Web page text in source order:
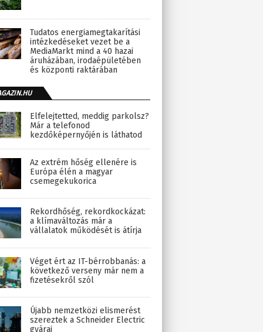
Tudatos energiamegtakarítási
intézkedéseket vezet be a
MediaMarkt mind a 40 hazai
áruházában, irodaépületében
és központi raktárában
Elfelejtetted, meddig parkolsz?
Már a telefonod
kezdőképernyőjén is láthatod
Az extrém hőség ellenére is
Európa élén a magyar
csemegekukorica
Rekordhőség, rekordkockázat:
a klímaváltozás már a
vállalatok működését is átírja
Véget ért az IT-bérrobbanás: a
következő verseny már nem a
fizetésekről szól
Újabb nemzetközi elismerést
szereztek a Schneider Electric
gyárai